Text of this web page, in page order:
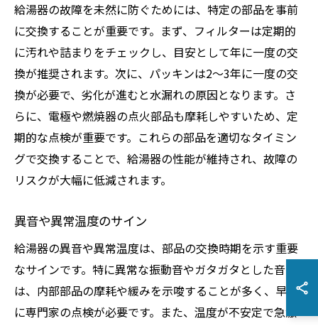
給湯器の故障を未然に防ぐためには、特定の部品を事前
に交換することが重要です。まず、フィルターは定期的
に汚れや詰まりをチェックし、目安として年に一度の交
換が推奨されます。次に、パッキンは2〜3年に一度の交
換が必要で、劣化が進むと水漏れの原因となります。さ
らに、電極や燃焼器の点火部品も摩耗しやすいため、定
期的な点検が重要です。これらの部品を適切なタイミン
グで交換することで、給湯器の性能が維持され、故障の
リスクが大幅に低減されます。
異音や異常温度のサイン
給湯器の異音や異常温度は、部品の交換時期を示す重要
なサインです。特に異常な振動音やガタガタとした音
は、内部部品の摩耗や緩みを示唆することが多く、早急
に専門家の点検が必要です。また、温度が不安定で急激